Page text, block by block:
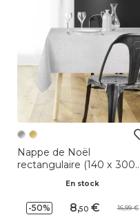
Nappe de Noël
rectangulaire (140 x 300
En stock
-50% 8,50 16,99